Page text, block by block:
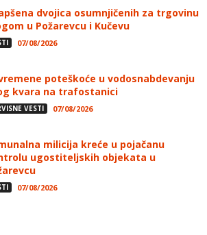
dvojica osumnjičenih za trgovinu
u Požarevcu i Kučevu
07/08/2026
poteškoće u vodosnabdevanju
kvara na trafostanici
VESTI 07/08/2026
milicija kreće u pojačanu
ugostiteljskih objekata u
07/08/2026